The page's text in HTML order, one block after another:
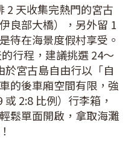
2 天收集完熱門的宮古
良部大橋），另外留 1
待在海景度假村享受。
行程，建議挑選 24～
於宮古島自由行以「自
的後車廂空間有限，強
2:8 比例）行李箱，
鬆單面開啟，拿取海灘